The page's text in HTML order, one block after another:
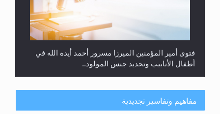
فتوى أمير المؤمنين الميرزا مسرور أحمد أيده الله في
أطفال الأنابيب وتحديد جنس المولود..
مفاهيم وتفاسير تجديدية